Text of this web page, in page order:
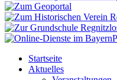
Startseite
Aktuelles